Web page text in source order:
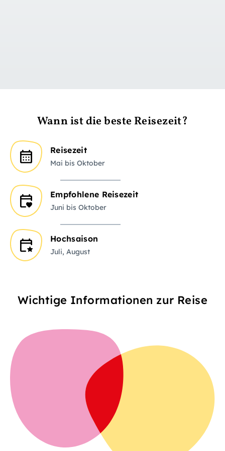
Wann ist die beste Reisezeit?
Reisezeit
Mai bis Oktober
Empfohlene Reisezeit
Juni bis Oktober
Hochsaison
Juli, August
Wichtige Informationen zur Reise